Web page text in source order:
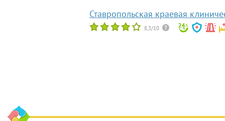
Ставропольская краевая
8,3/10